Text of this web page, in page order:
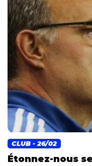
CLUB - 26/02
Étonnez-nous